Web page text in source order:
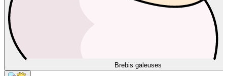
Brebis galeuses